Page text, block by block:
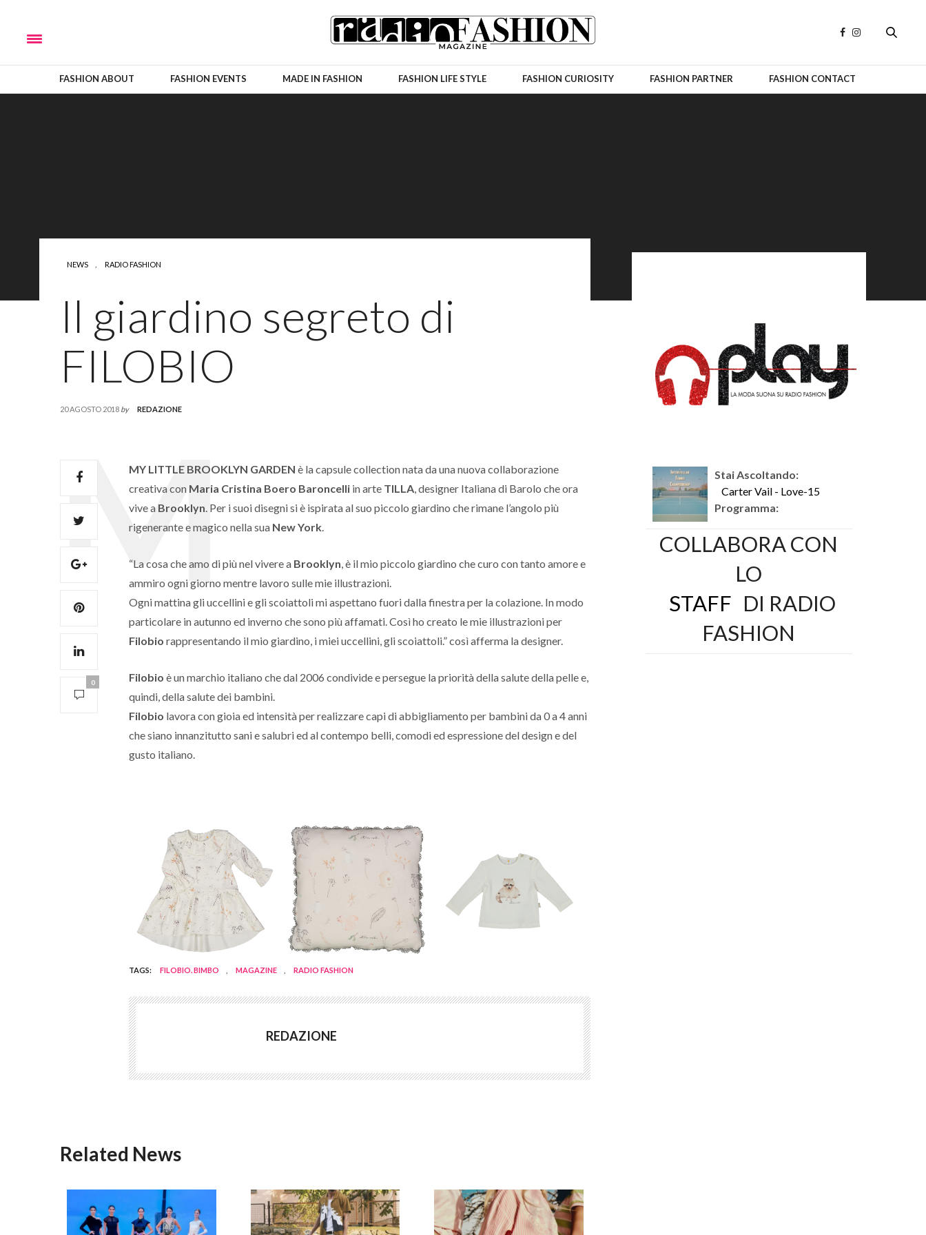
FASHION ABOUT FASHION EVENTS MADE IN FASHION FASHION LIFE STYLE FASHION CURIOSITY FASHION PARTNER FASHION CONTACT
NEWS , RADIO FASHION
Il giardino segreto di
FILOBIO
20 AGOSTO 2018 by REDAZIONE
0
MY LITTLE BROOKLYN GARDEN è la capsule collection nata da una nuova collaborazione
creativa con Maria Cristina Boero Baroncelli in arte TILLA , designer Italiana di Barolo che ora
vive a Brooklyn . Per i suoi disegni si è ispirata al suo piccolo giardino che rimane l’angolo più
rigenerante e magico nella sua New York
“La cosa che amo di più nel vivere a Brooklyn , è il mio piccolo giardino che curo con tanto amore e
ammiro ogni giorno mentre lavoro sulle mie illustrazioni.
Ogni mattina gli uccellini e gli scoiattoli mi aspettano fuori dalla finestra per la colazione. In modo
particolare in autunno ed inverno che sono più affamati. Così ho creato le mie illustrazioni per
Filobio rappresentando il mio giardino, i miei uccellini, gli scoiattoli.” così afferma la designer.
Filobio è un marchio italiano che dal 2006 condivide e persegue la priorità della salute della pelle e,
quindi, della salute dei bambini.
Filobio lavora con gioia ed intensità per realizzare capi di abbigliamento per bambini da 0 a 4 anni
che siano innanzitutto sani e salubri ed al contempo belli, comodi ed espressione del design e del
gusto italiano.
TAGS: FILOBIO. BIMBO MAGAZINE RADIO FASHION
REDAZIONE
Related News
Stai Ascoltando:
Carter Vail - Love-15
Programma:
COLLABORA CON
LO
STAFF DI RADIO
FASHION